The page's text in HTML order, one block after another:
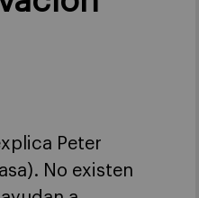
Peter
No existen